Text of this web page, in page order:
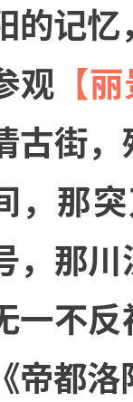
的记
观 【
古街
，那
，那
一不
《帝都